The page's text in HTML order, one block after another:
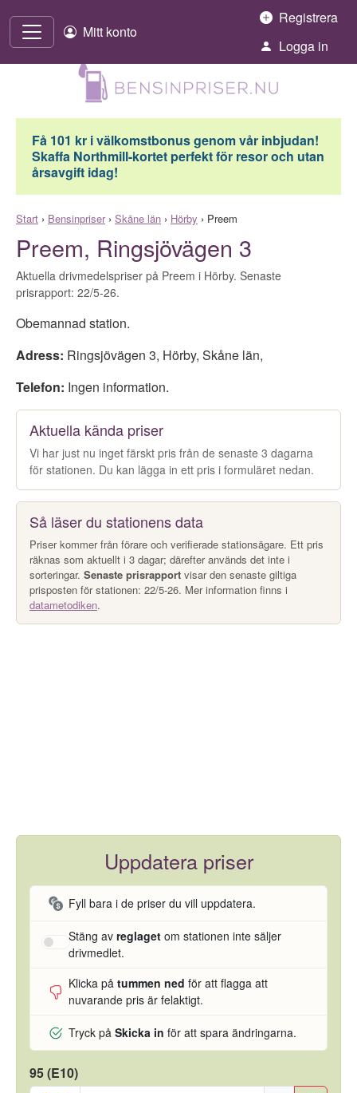
Mitt konto
Registrera
Logga in
Få 101 kr i välkomstbonus genom vår inbjudan!
Skaffa Northmill-kortet perfekt för resor och utan
årsavgift idag!
Start › Bensinpriser› Skåne län › Hörby › Preem
Preem, Ringsjövägen 3
Aktuella drivmedelspriser på Preem i Hörby. Senaste
prisrapport: 22/5-26.
Obemannad station.
Adress: Ringsjövägen 3, Hörby, Skåne län,
Telefon: Ingen information.
Aktuella kända priser
Vi har just nu inget färskt pris från de senaste 3 dagarna
för stationen. Du kan lägga in ett pris i formuläret nedan.
Så läser du stationens data
Priser kommer från förare och verifierade stationsägare. Ett pris
räknas som aktuellt i 3 dagar; därefter används det inte i
sorteringar. Senaste prisrapport visar den senaste giltiga
prisposten för stationen: 22/5-26. Mer information finns i
datametodiken.
Uppdatera priser
Fyll bara i de priser du vill uppdatera.
Stäng av reglaget om stationen inte säljer
drivmedlet.
Klicka på tummen ned för att flagga att
nuvarande pris är felaktigt.
Tryck på Skicka in för att spara ändringarna.
95 (E10)